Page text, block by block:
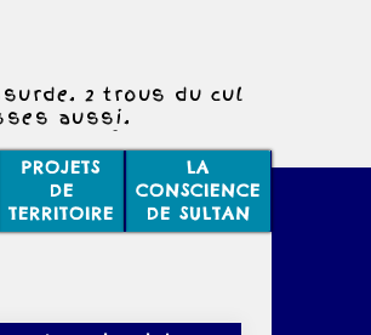
2 trous du cul
aussi.
tout à fait logiques
fesses.
PROJETS
DE
TERRITOIRE
LA
CONSCIENCE
DE SULTAN